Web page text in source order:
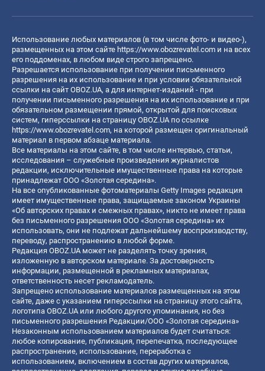
Использование любых материалов (в том числе фото- и видео-),
размещенных на этом сайте https://www.obozrevatel.com и на всех
его поддоменах, в любом виде строго запрещено.
Разрешается использование при получении письменного
разрешения на их использование и при условии обязательной
ссылки на сайт OBOZ.UA, а для интернет-изданий - при
получении письменного разрешения на их использование и при
обязательном размещении прямой, открытой для поисковых
систем, гиперссылки на страницу OBOZ.UA по ссылке
https://www.obozrevatel.com, на которой размещен оригинальный
материал в первом абзаце материала.
Все материалы на этом сайте, в том числе интервью, статьи,
исследования – служебные произведения журналистов
редакции, исключительные имущественные права на которые
принадлежат ООО «Золотая середина».
На все опубликованные фотоматериалы Getty Images редакция
имеет имущественные права, защищаемые законом Украины
«Об авторских правах и смежных правах», никто не имеет права
без письменного разрешения ООО «Золотая середина» их
использовать, они не подлежат дальнейшему воспроизводству,
переводу, распространению в любой форме.
Редакция OBOZ.UA может не разделять точку зрения,
изложенную в авторском материале. За достоверность
информации, размещенной в рекламных материалах,
ответственность несет рекламодатель.
Запрещено использование материалов размещенных на этом
сайте, даже с указанием гиперссылки на страницу этого сайта,
логотипа OBOZ.UA или любого другого упоминания, но без
письменного разрешения Редакции/ООО «Золотая середина»
Незаконным использованием материалов будет считаться:
любое копирование, публикация, перепечатка, последующее
распространение, использование, переработка с
использованием, включением в состав других материалов,